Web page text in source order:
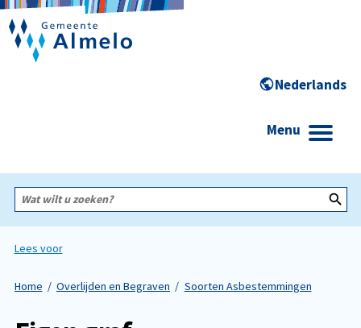
Menu
Wat
wilt
zoeken?
Lees voor
Home Overlijden en Begraven Soorten Asbestemmingen